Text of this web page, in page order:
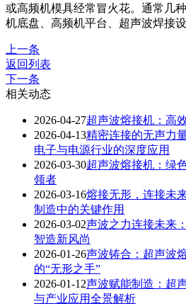
或高频机模具经常冒火花。通常几
机底盘、高频机平台、超声波焊接设
上一条
返回列表
下一条
相关动态
2026-04-27超声波熔接机：高
2026-04-13精密连接的无声力
电子与电源行业的深度应用
2026-03-30超声波熔接机：绿
领者
2026-03-16熔接无形，连接未
制造中的关键作用
2026-03-02声波之力连接未来
智造新风尚
2026-01-26声波铸合：超声波
的“无形之手”
2026-01-12声波赋能制造：超
与产业应用全景解析